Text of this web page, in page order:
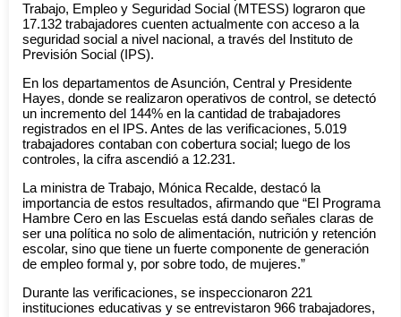
Trabajo, Empleo y Seguridad Social (MTESS) lograron que
17.132 trabajadores cuenten actualmente con acceso a la
seguridad social a nivel nacional, a través del Instituto de
Previsión Social (IPS).
En los departamentos de Asunción, Central y Presidente
Hayes, donde se realizaron operativos de control, se detectó
un incremento del 144% en la cantidad de trabajadores
registrados en el IPS. Antes de las verificaciones, 5.019
trabajadores contaban con cobertura social; luego de los
controles, la cifra ascendió a 12.231.
La ministra de Trabajo, Mónica Recalde, destacó la
importancia de estos resultados, afirmando que “El Programa
Hambre Cero en las Escuelas está dando señales claras de
ser una política no solo de alimentación, nutrición y retención
escolar, sino que tiene un fuerte componente de generación
de empleo formal y, por sobre todo, de mujeres.”
Durante las verificaciones, se inspeccionaron 221
instituciones educativas y se entrevistaron 966 trabajadores,